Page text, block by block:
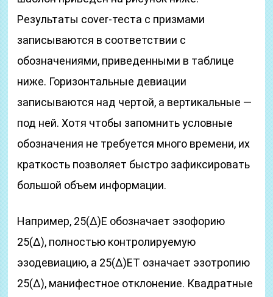
Результаты cover-теста с призмами
записываются в соответствии с
обозначениями, приведенными в таблице
ниже. Горизонтальные девиации
записываются над чертой, а вертикальные —
под ней. Хотя чтобы запомнить условные
обозначения не требуется много времени, их
краткость позволяет быстро зафиксировать
большой объем информации.
Например, 25(Δ)Е обозначает эзофорию
25(Δ), полностью контролируемую
эзодевиацию, а 25(Δ)ЕТ означает эзотропию
25(Δ), манифестное отклонение. Квадратные